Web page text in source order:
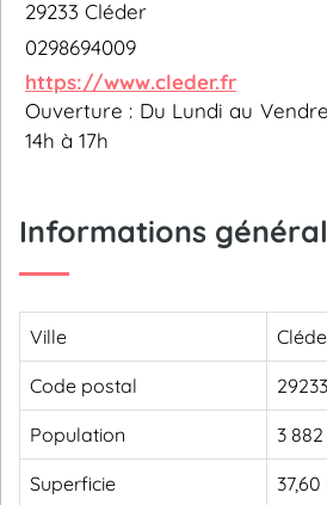
29233 Cléder
0298694009
https://www.cleder.fr
Ouverture : Du Lundi au
14h à 17h
Informations
Ville
Code postal 29233
Population 3
Superficie 37,60